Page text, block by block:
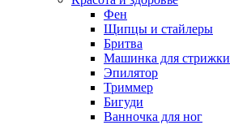
Фен
Щипцы и стайлеры
Бритва
Машинка для стрижки
Эпилятор
Триммер
Бигуди
Ванночка для ног